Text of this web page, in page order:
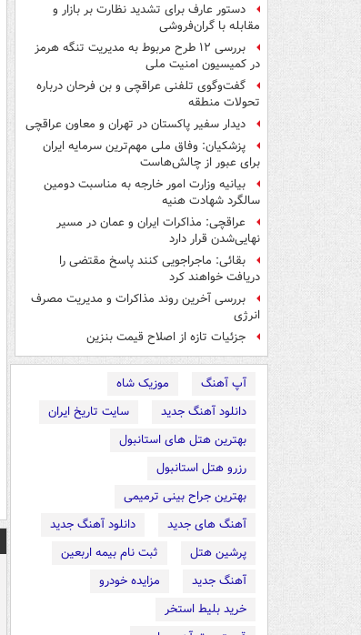
دستور عارف برای تشدید نظارت بر بازار و
مقابله با گران‌فروشی
بررسی ۱۲ طرح مربوط به مدیریت تنگه هرمز
در کمیسیون امنیت ملی
گفت‌وگوی تلفنی عراقچی و بن فرحان درباره
تحولات منطقه
دیدار سفیر پاکستان در تهران و معاون عراقچی
پزشکیان: وفاق ملی مهم‌ترین سرمایه ایران
برای عبور از چالش‌هاست
بیانیه وزارت امور خارجه به مناسبت دومین
سالگرد شهادت هنیه
عراقچی: مذاکرات ایران و عمان در مسیر
نهایی‌شدن قرار دارد
بقائی: ماجراجویی کنند پاسخ مقتضی را
دریافت خواهند کرد
بررسی آخرین روند مذاکرات و مدیریت مصرف
انرژی
جزئیات تازه از اصلاح قیمت بنزین
آپ آهنگ
موزیک شاه
دانلود آهنگ جدید
سایت تاریخ ایران
بهترین هتل های استانبول
رزرو هتل استانبول
بهترین جراح بینی ترمیمی
آهنگ های جدید
دانلود آهنگ جدید
پرشین هتل
ثبت نام بیمه اربعین
آهنگ جدید
مزایده خودرو
خرید بلیط استخر